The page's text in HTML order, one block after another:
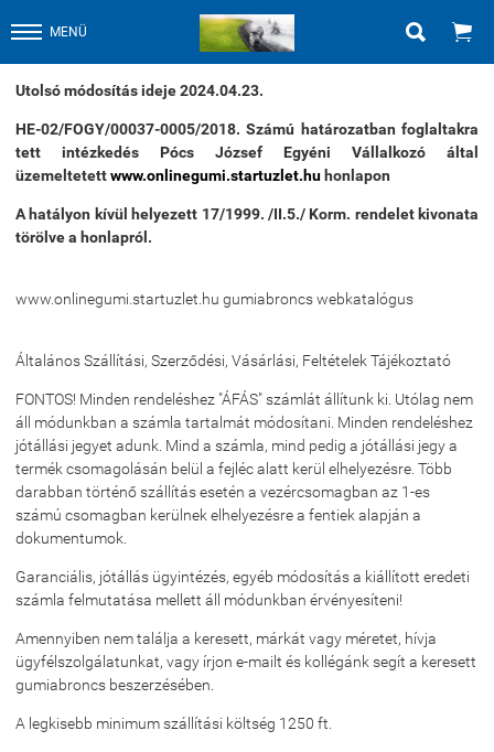
MENÜ  
Utolsó módosítás ideje 2024.04.23.
HE-02/FOGY/00037-0005/2018. Számú határozatban foglaltakra
tett intézkedés Pócs József Egyéni Vállalkozó által
üzemeltetettwww.onlinegumi.startuzlet.hu honlapon
A hatályon kívül helyezett 17/1999. /II.5./ Korm. rendelet kivonata
törölve a honlapról.
www.onlinegumi.startuzlet.hu gumiabroncs webkatalógus
Általános Szállítási, Szerződési, Vásárlási, Feltételek Tájékoztató
FONTOS! Minden rendeléshez "ÁFÁS" számlát állítunk ki. Utólag nem
áll módunkban a számla tartalmát módosítani. Minden rendeléshez
jótállási jegyet adunk. Mind a számla, mind pedig a jótállási jegy a
termék csomagolásán belül a fejléc alatt kerül elhelyezésre. Több
darabban történő szállítás esetén a vezércsomagban az 1-es
számú csomagban kerülnek elhelyezésre a fentiek alapján a
dokumentumok.
Garanciális, jótállás ügyintézés, egyéb módosítás a kiállított eredeti
számla felmutatása mellett áll módunkban érvényesíteni!
Amennyiben nem találja a keresett, márkát vagy méretet, hívja
ügyfélszolgálatunkat, vagy írjon e-mailt és kollégánk segít a keresett
gumiabroncs beszerzésében.
A legkisebb minimum szállítási költség 1250 ft.